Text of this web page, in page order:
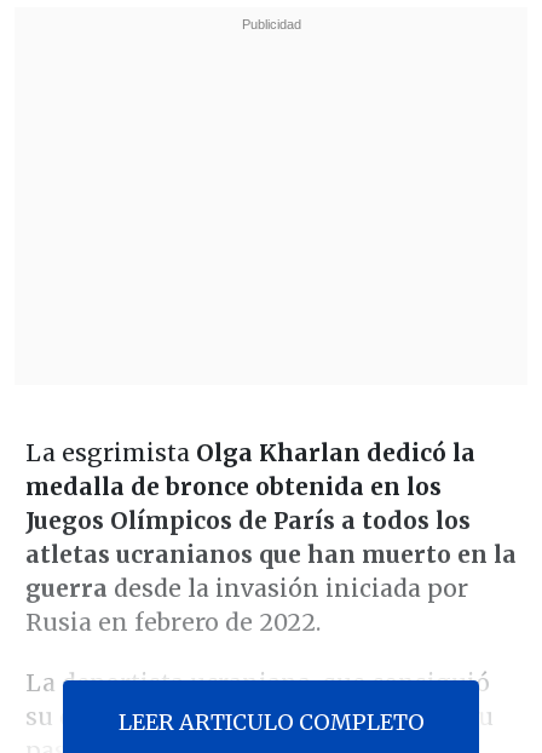
La esgrimista Olga Kharlan dedicó la
medalla de bronce obtenida en los
Juegos Olímpicos de París a todos los
atletas ucranianos que han muerto en la
guerra desde la invasión iniciada por
Rusia en febrero de 2022.
La deportista ucraniana, que consiguió
su quinto metal olímpico, manifestó su
LEER ARTICULO COMPLETO